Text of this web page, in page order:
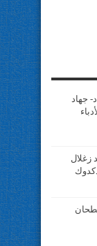
جهاد
زغلال